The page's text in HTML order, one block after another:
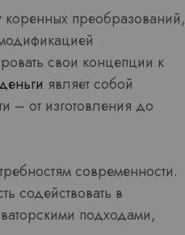
коренных преобразований,
свои концепции к
являет собой
– от изготовления до
современности.
содействовать в
подходами,